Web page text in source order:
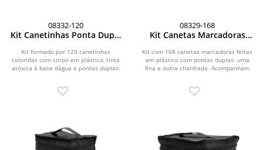
08332-120
Kit Canetinhas Ponta Dupla
Kit formado por 120 canetinhas
coloridas com corpo em plástico, tinta
atóxica à base dágua e pontas duplas:
08329-168
Kit Canetas Marcadoras
Cores
Kit com 168 canetas marcadoras feitas
em plástico com pontas duplas: uma
fina e outra chanfrada. Acompanham